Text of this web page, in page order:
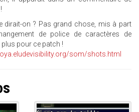
dirait-on ? Pas grand chose, mis à part
de police de caractères de
pour ce patch !
som/shots.html